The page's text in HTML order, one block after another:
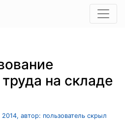
на складе
автор: пользователь скрыл